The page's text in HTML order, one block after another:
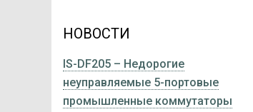
НОВОСТИ
IS-DF205 – Недорогие
неуправляемые 5-портовые
промышленные коммутаторы